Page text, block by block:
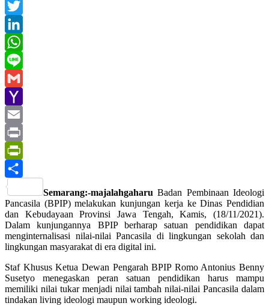
Facebook
Twitter
LinkedIn
WhatsApp
Line
Gmail
Yahoo
Mail
Email
Print
PrintFriendly
Semarang:-majalahgaharu Badan Pembinaan Ideologi
Pancasila (BPIP) melakukan kunjungan kerja ke Dinas Pendidian
dan Kebudayaan Provinsi Jawa Tengah, Kamis, (18/11/2021).
Dalam kunjungannya BPIP berharap satuan pendidikan dapat
menginternalisasi nilai-nilai Pancasila di lingkungan sekolah dan
lingkungan masyarakat di era digital ini.
Staf Khusus Ketua Dewan Pengarah BPIP Romo Antonius Benny
Susetyo menegaskan peran satuan pendidikan harus mampu
memiliki nilai tukar menjadi nilai tambah nilai-nilai Pancasila dalam
tindakan living ideologi maupun working ideologi.